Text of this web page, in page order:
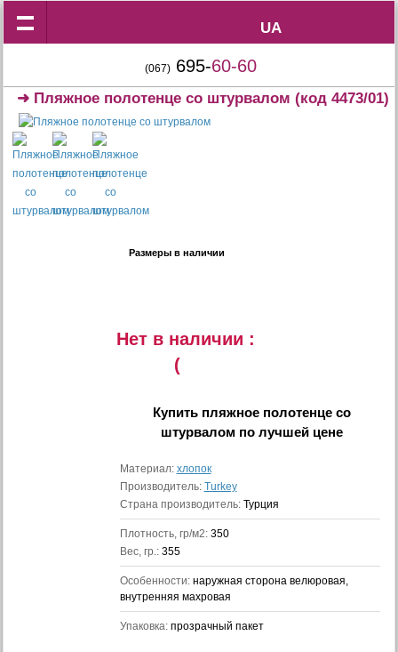
UA
UA
(067) 695-60-60
➜ Пляжное полотенце со штурвалом (код 4473/01)
Размеры в наличии
Нет в наличии :
(
Купить пляжное полотенце со
штурвалом по лучшей цене
Материал: хлопок
Производитель: Turkey
Страна производитель: Турция
Плотность, гр/м2: 350
Вес, гр.: 355
Особенности: наружная сторона велюровая,
внутренняя махровая
Упаковка: прозрачный пакет